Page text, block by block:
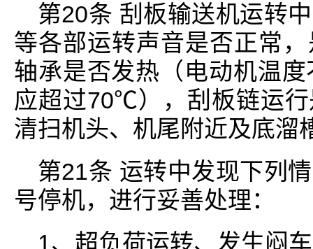
第20条 刮板输送机运转
等各部运转声音是否正常
轴承是否发热（电动机温
应超过70℃），刮板链运
清扫机头、机尾附近及底溜
第21条 运转中发现下列
号停机，进行妥善处理：
1、超负荷运转、发生闷